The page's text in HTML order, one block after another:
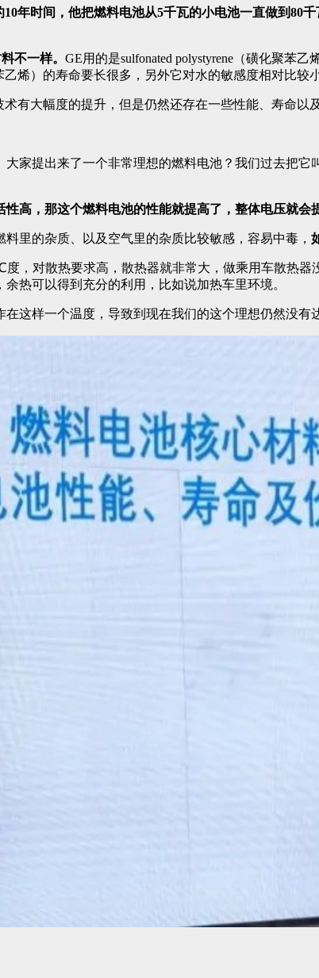
10年时间，他把燃料电池从5千瓦的小电池一直做到80
不一样。 GE用的是sulfonated polystyrene（磺化聚苯
烯）的寿命要长很多，另外它对水的敏感度相对比较小
有大幅度的提升，但是仍然还存在一些性能、寿命以
家提出来了一个非常理想的燃料电池？我们过去把
性高，那这个燃料电池的性能就提高了，整体电压就会
里的杂质、以及空气里的杂质比较敏感，容易中毒，
，对散热要求高，散热器就非常大，做乘用车散热器
热可以得到充分的利用，比如说加热车里环境。
这样一个温度，导致到现在我们的这个理想仍然没有